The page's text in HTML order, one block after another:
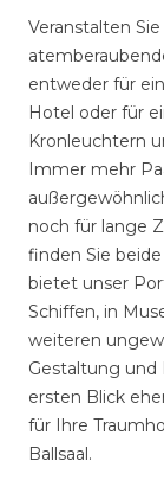
Veranstalten
entweder für
Hotel oder für
Kronleuchtern
Immer mehr
noch für lange
finden Sie
bietet unser
Schiffen, in
weiteren
Gestaltung und
ersten Blick
für Ihre
Ballsaal.